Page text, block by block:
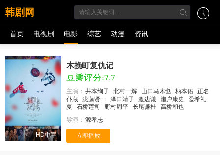
韩剧网
首页 电视剧 电影 综艺 动漫 资讯
HD中字
木挽町复仇记
豆瓣评分:7.7
主演： 井本绚子 北村一辉 山口马木也 柄本佑
正名
仆蔵
泷藤贤一 泽口靖子 渡边谦 濑户康史
爱希礼
夏
石桥莲司 野村周平 长尾谦杜
高桥和也
导演： 源孝志
立即播放